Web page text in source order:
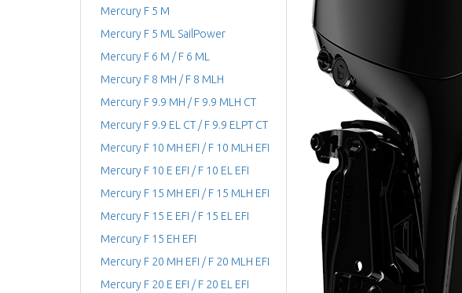
Mercury F 5 M
Mercury F 5 ML SailPower
Mercury F 6 M / F 6 ML
Mercury F 8 MH / F 8 MLH
Mercury F 9.9 MH / F 9.9 MLH CT
Mercury F 9.9 EL CT / F 9.9 ELPT CT
Mercury F 10 MH EFI / F 10 MLH EFI
Mercury F 10 E EFI / F 10 EL EFI
Mercury F 15 MH EFI / F 15 MLH EFI
Mercury F 15 E EFI / F 15 EL EFI
Mercury F 15 EH EFI
Mercury F 20 MH EFI / F 20 MLH EFI
Mercury F 20 E EFI / F 20 EL EFI